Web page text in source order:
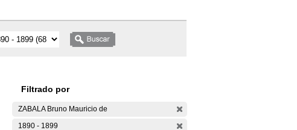
Filtrado por
ZABALA Bruno Mauricio de
1890 - 1899